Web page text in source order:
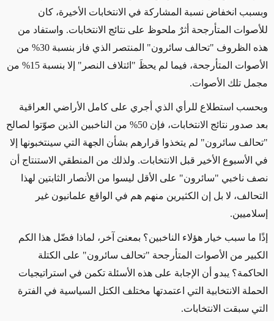
وبسبب انخفاض نسبة المشاركة في الانتخابات الأخيرة، كان
للأصوات المتأرجحة أثرٌ ملحوظ على نتائج الانتخابات. واستفاد من
هذه الظروف "تحالف سائرون" المنتصر الذي فاز بنسبة 30% من
الأصوات المتأرجحة، فيما لم يحظَ "ائتلاف النصر" إلا بنسبة 15% من
مجمل تلك الأصوات.
وبحسب استطلاع للرأي الذي أجري على كامل الأراضي العراقية
بعد صدور نتائج الانتخابات، فإن 50% من الناخبين الذين صوّتوا لصالح
"تحالف سائرون" لم يتخذوا قرارهم بشأن الجهة التي سينتخبونها إلا
في الأسبوع الأخير قبل الانتخابات. ولذلك من المنطقي الاستنتاج أن
نصف ناخبي "سائرون" على الأقل ليسوا من الأنصار الثابتين لهذا
التحالف، لا بل إن الكثيرين منهم هم في الواقع علمانيون غير
إسلاميين.
إذًا ما سبب خيار هؤلاء الناخبين؟ بمعنىَ آخر، لماذا فضّل هذا الكم
الكبير من الأصوات المتأرجحة "تحالف سائرون" على الكتلة
الحاكمة؟ يبدو أن الإجابة على هذه الأسئلة تكمن في استراتيجيات
الحملة الانتخابية التي اعتمدتها مختلف الكتل السياسية في الفترة
التي سبقت الانتخابات.